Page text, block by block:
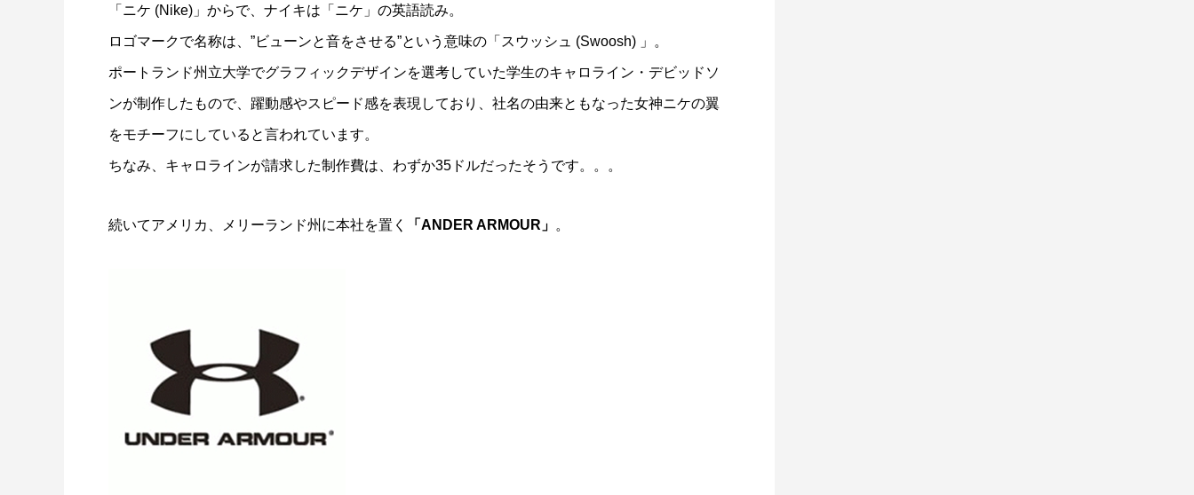
「ニケ (Nike)」からで、ナイキは「ニケ」の英語読み。
ロゴマークで名称は、”ビューンと音をさせる”という意味の「スウッシュ (Swoosh) 」。
ポートランド州立大学でグラフィックデザインを選考していた学生のキャロライン・デビッドソ
ンが制作したもので、躍動感やスピード感を表現しており、社名の由来ともなった女神ニケの翼
をモチーフにしていると言われています。
ちなみ、キャロラインが請求した制作費は、わずか35ドルだったそうです。。。
続いてアメリカ、メリーランド州に本社を置く 「ANDER ARMOUR」 。